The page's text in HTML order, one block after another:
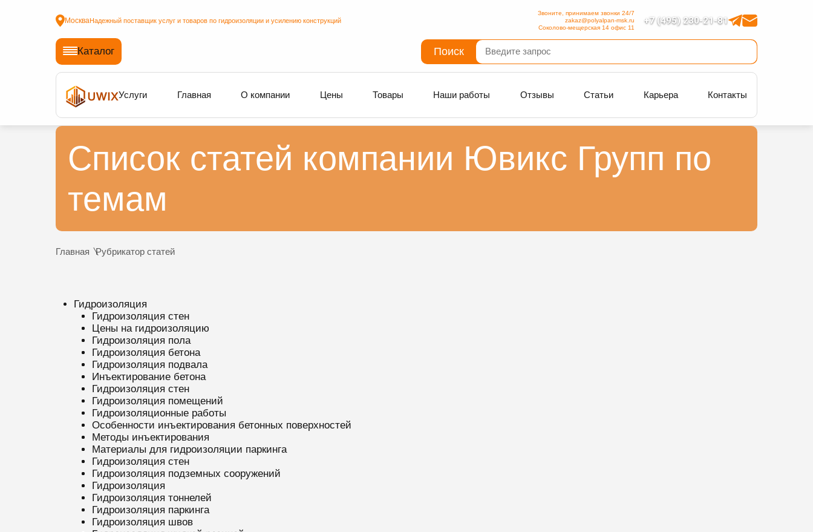
МоскваНадежный поставщик услуг и товаров по гидроизоляции и усилению конструкций +7 (495) 230-21-81
Звоните, принимаем звонки 24/7
zakaz@polyalpan-msk.ru
Соколово-мещерская 14 офис 11
Каталог Поиск
Услуги Главная О компании Цены Товары Наши работы Отзывы Статьи Карьера Контакты
Список статей компании Ювикс Групп по
темам
Главная Рубрикатор статей
Гидроизоляция
Гидроизоляция стен
Цены на гидроизоляцию
Гидроизоляция пола
Гидроизоляция бетона
Гидроизоляция подвала
Инъектирование бетона
Гидроизоляция стен
Гидроизоляция помещений
Гидроизоляционные работы
Особенности инъектирования бетонных поверхностей
Методы инъектирования
Материалы для гидроизоляции паркинга
Гидроизоляция стен
Гидроизоляция подземных сооружений
Гидроизоляция
Гидроизоляция тоннелей
Гидроизоляция паркинга
Гидроизоляция швов